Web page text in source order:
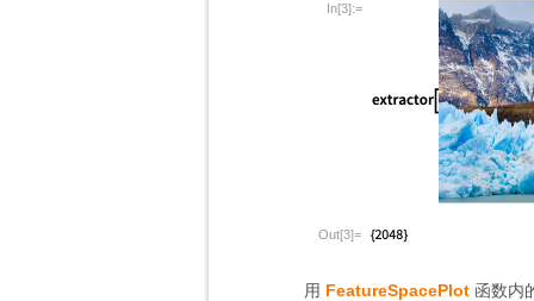
In[3]:=
Out[3]=
用 FeatureSpacePlot 函数内